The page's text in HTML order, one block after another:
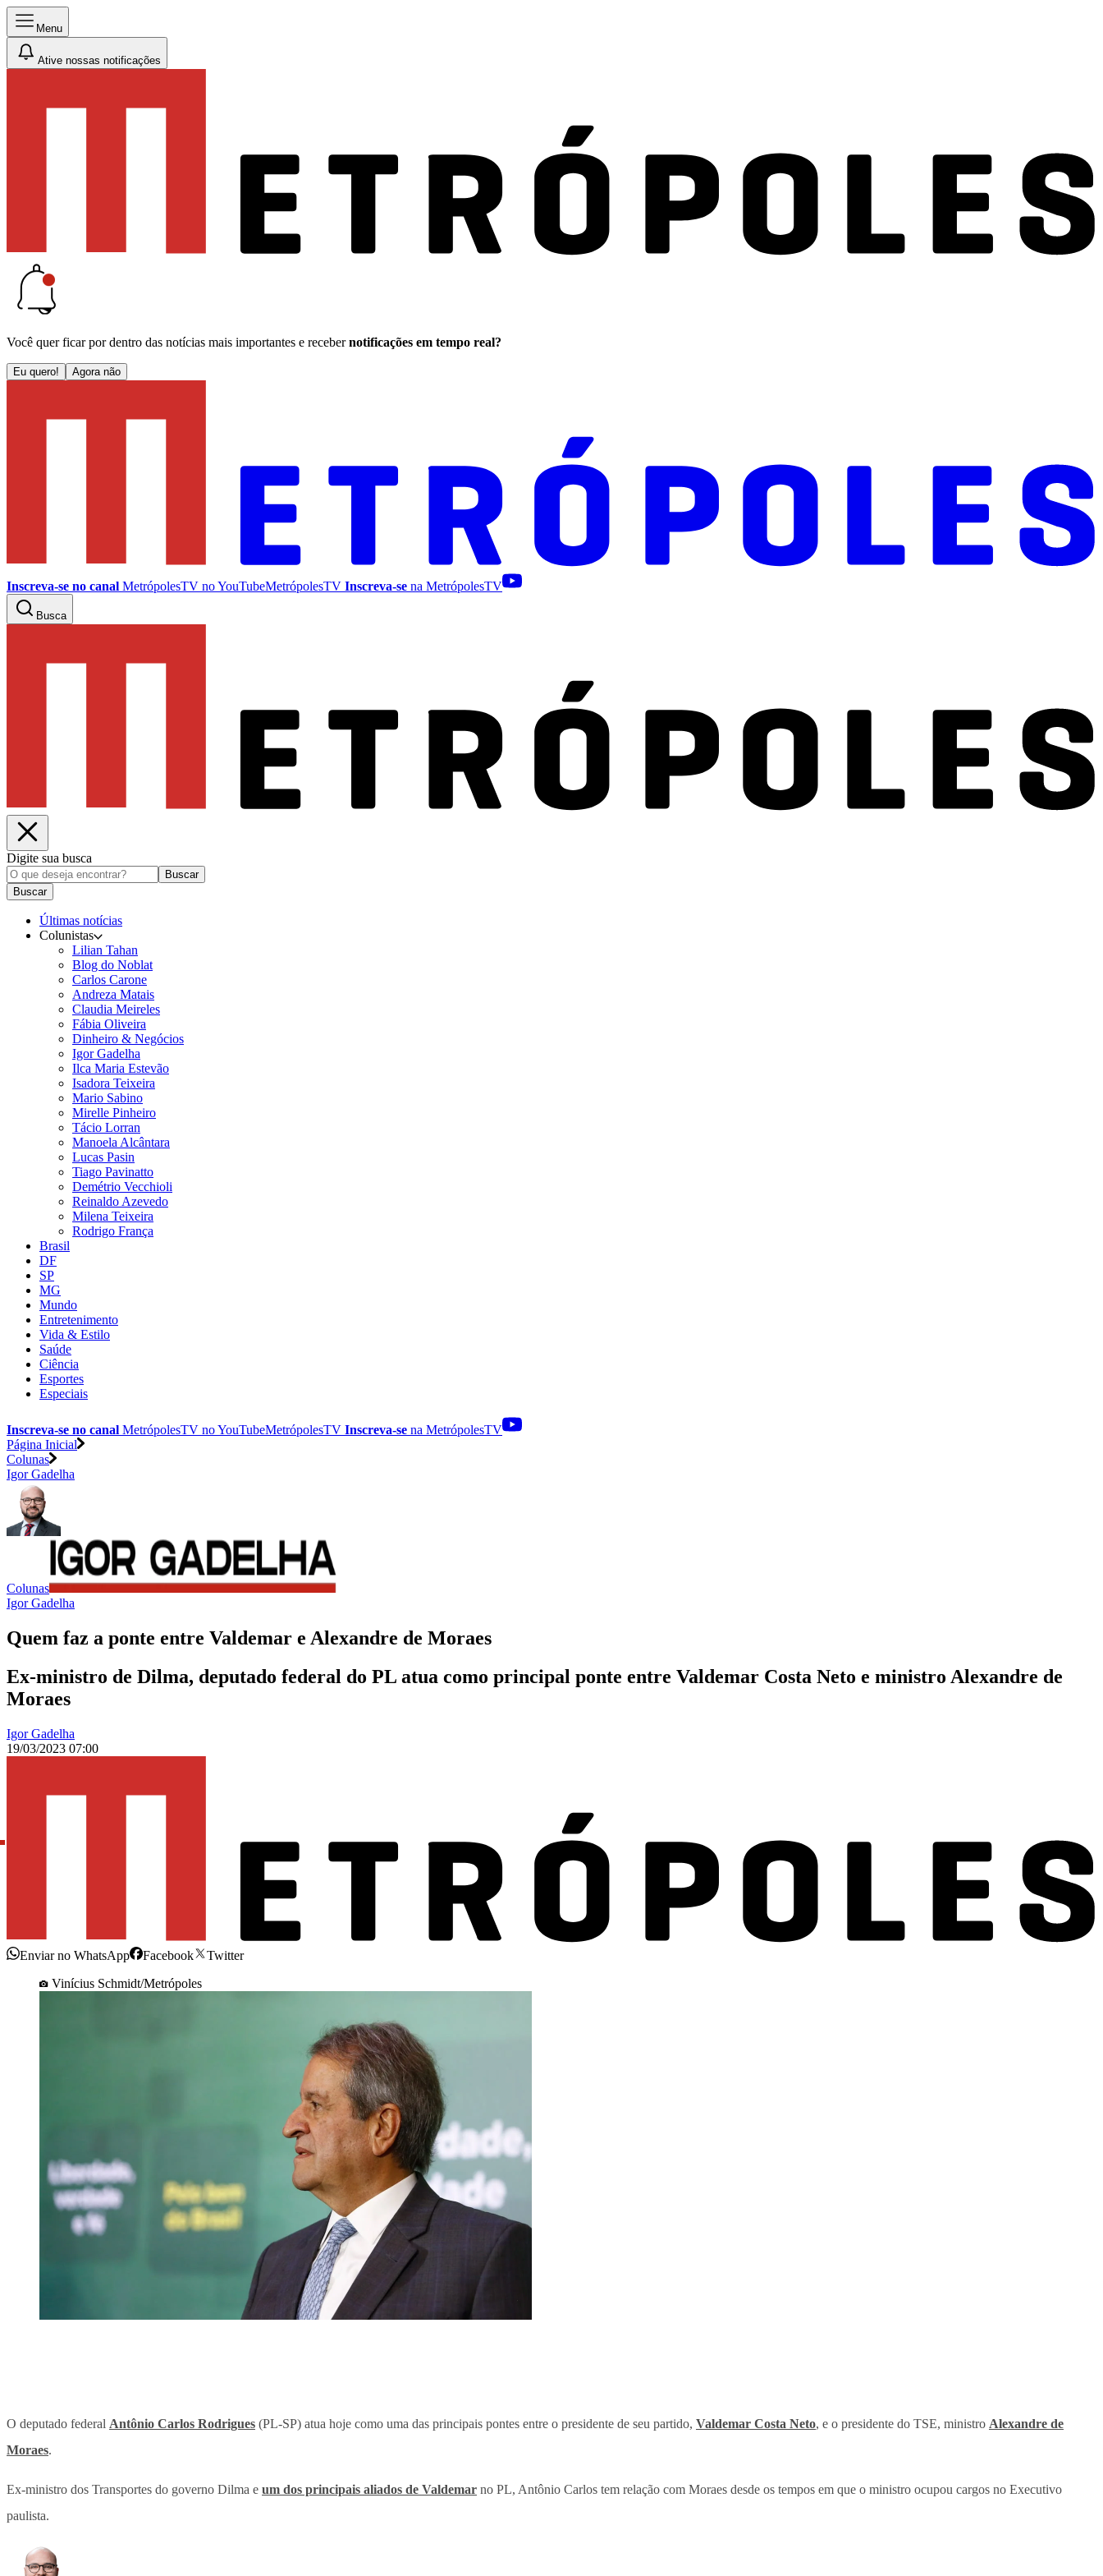
Menu
Ative nossas notificações
Você quer ficar por dentro das notícias mais importantes e receber notificações em tempo real?
Eu quero! Agora não
Inscreva-se no canal MetrópolesTV noYouTubeMetrópolesTV Inscreva-se na MetrópolesTV
Busca
Digite sua busca
Buscar
Buscar
Últimas notícias
Colunistas
Lilian Tahan
Blog do Noblat
Carlos Carone
Andreza Matais
Claudia Meireles
Fábia Oliveira
Dinheiro & Negócios
Igor Gadelha
Ilca Maria Estevão
Isadora Teixeira
Mario Sabino
Mirelle Pinheiro
Tácio Lorran
Manoela Alcântara
Lucas Pasin
Tiago Pavinatto
Demétrio Vecchioli
Reinaldo Azevedo
Milena Teixeira
Rodrigo França
Brasil
DF
SP
MG
Mundo
Entretenimento
Vida & Estilo
Saúde
Ciência
Esportes
Especiais
Inscreva-se no canal MetrópolesTV noYouTubeMetrópolesTV Inscreva-se na MetrópolesTV
Página Inicial
Colunas
Igor Gadelha
Colunas
Igor Gadelha
Quem faz a ponte entre Valdemar e Alexandre de Moraes
Ex-ministro de Dilma, deputado federal do PL atua como principal ponte entre Valdemar Costa Neto e ministro Alexandre de
Moraes
Igor Gadelha
19/03/2023 07:00
Enviar no WhatsApp Facebook
Twitter
Vinícius Schmidt/Metrópoles
O deputado federal Antônio Carlos Rodrigues (PL-SP) atua hoje como uma das principais pontes entre o presidente de seu partido, Valdemar Costa Neto, e o presidente do TSE, ministro Alexandre de
Moraes.
Ex-ministro dos Transportes do governo Dilma e um dos principais aliados de Valdemar no PL, Antônio Carlos tem relação com Moraes desde os tempos em que o ministro ocupou cargos no Executivo
paulista.